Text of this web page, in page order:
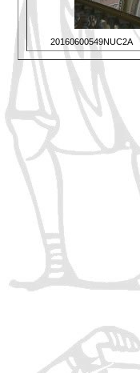
20160600549NUC2A